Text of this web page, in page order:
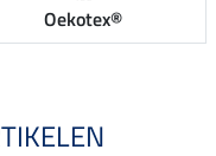
Oekotex®